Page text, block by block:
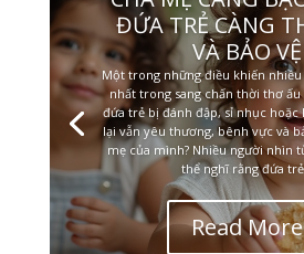
ĐỨA TRẺ CÀNG
VÀ BẢO VỆ
Một trong những điều khiến
nhất trong sang chấn thời thơ ấu
đứa trẻ bị đánh đập, sỉ nhục
lại vẫn yêu thương, bênh vực và
mẹ của mình? Nhiều người nhìn
thể nghĩ rằng đứa
Read More